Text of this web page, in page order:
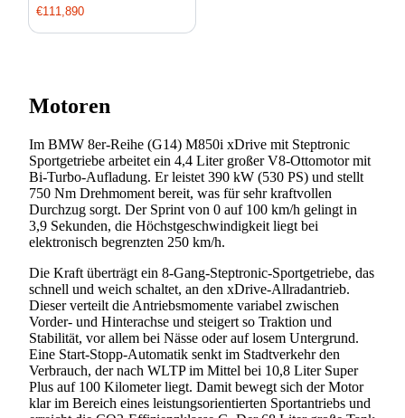
€111,890
Motoren
Im BMW 8er-Reihe (G14) M850i xDrive mit Steptronic
Sportgetriebe arbeitet ein 4,4 Liter großer V8-Ottomotor mit
Bi-Turbo-Aufladung. Er leistet 390 kW (530 PS) und stellt
750 Nm Drehmoment bereit, was für sehr kraftvollen
Durchzug sorgt. Der Sprint von 0 auf 100 km/h gelingt in
3,9 Sekunden, die Höchstgeschwindigkeit liegt bei
elektronisch begrenzten 250 km/h.
Die Kraft überträgt ein 8-Gang-Steptronic-Sportgetriebe, das
schnell und weich schaltet, an den xDrive-Allradantrieb.
Dieser verteilt die Antriebsmomente variabel zwischen
Vorder- und Hinterachse und steigert so Traktion und
Stabilität, vor allem bei Nässe oder auf losem Untergrund.
Eine Start-Stopp-Automatik senkt im Stadtverkehr den
Verbrauch, der nach WLTP im Mittel bei 10,8 Liter Super
Plus auf 100 Kilometer liegt. Damit bewegt sich der Motor
klar im Bereich eines leistungsorientierten Sportantriebs und